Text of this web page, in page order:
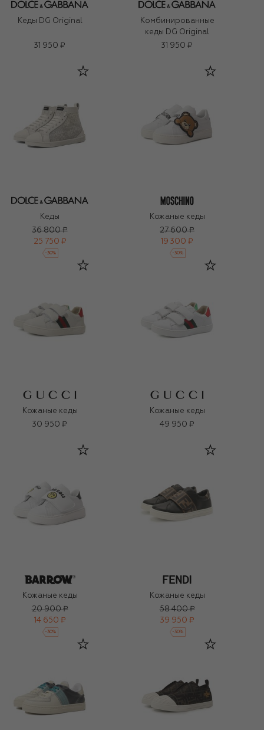
Кеды DG Original
31 950 ₽
Комбинированные
кеды DG Original
31 950 ₽
Кеды
36 800 ₽
25 750 ₽
-30%
Кожаные кеды
27 600 ₽
19 300 ₽
-30%
Кожаные кеды
30 950 ₽
Кожаные кеды
49 950 ₽
Кожаные кеды
20 900 ₽
14 650 ₽
-30%
Кожаные кеды
58 400 ₽
39 950 ₽
-30%